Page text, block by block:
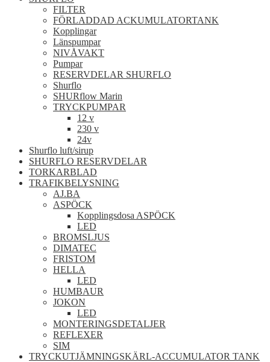
FILTER
FÖRLADDAD ACKUMULATORTANK
Kopplingar
Länspumpar
NIVÅVAKT
Pumpar
RESERVDELAR SHURFLO
Shurflo
SHURflow Marin
TRYCKPUMPAR
12 v
230 v
24v
Shurflo luft/sirup
SHURFLO RESERVDELAR
TORKARBLAD
TRAFIKBELYSNING
AJ.BA
ASPÖCK
Kopplingsdosa ASPÖCK
LED
BROMSLJUS
DIMATEC
FRISTOM
HELLA
LED
HUMBAUR
JOKON
LED
MONTERINGSDETALJER
REFLEXER
SIM
TRYCKUTJÄMNINGSKÄRL-ACCUMULATOR TANK